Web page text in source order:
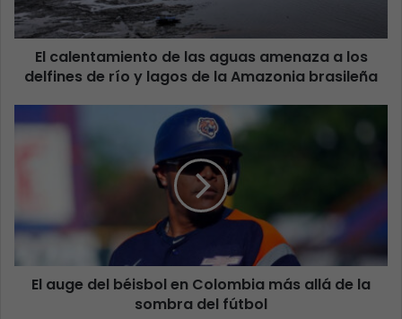
El calentamiento de las aguas amenaza a los
delfines de río y lagos de la Amazonia brasileña
El auge del béisbol en Colombia más allá de la
sombra del fútbol